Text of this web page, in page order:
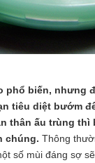
phổ biến, nhưng
tiêu diệt bướm
thân ấu trùng thì
chúng. Thông
số mùi đáng sợ